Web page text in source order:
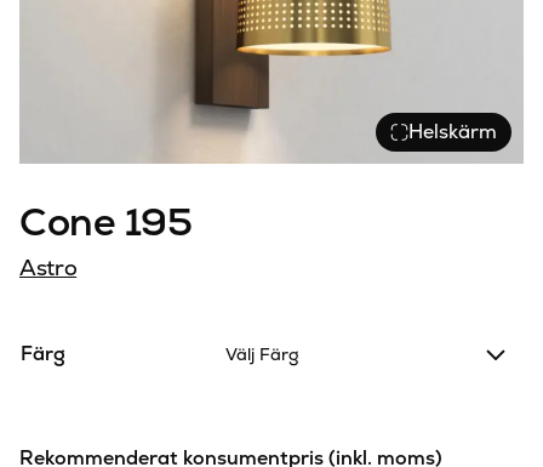
Helskärm
Cone 195
Astro
Färg Välj Färg
Rekommenderat konsumentpris (inkl. moms)